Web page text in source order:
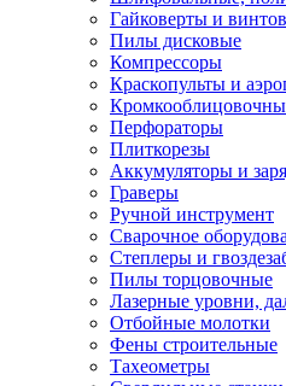
Гайковерты и
Пилы дисковые
Компрессоры
Краскопульты и
Перфораторы
Плиткорезы
Аккумуляторы и
Граверы
Ручной инструмент
Сварочное
Степлеры и
Пилы торцовочные
Лазерные уровни,
Отбойные молотки
Фены строительные
Тахеометры